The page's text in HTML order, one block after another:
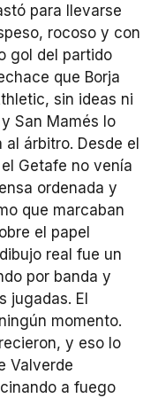
para llevarse
rocoso y con
gol del partido
que Borja
sin ideas ni
San Mamés lo
árbitro. Desde el
Getafe no venía
ordenada y
que marcaban
el papel
real fue un
por banda y
jugadas. El
momento.
y eso lo
Valverde
a fuego